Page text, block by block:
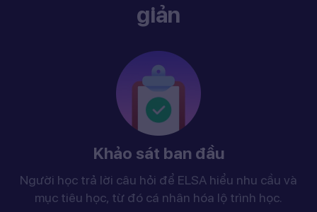
giản
Khảo sát ban đầu
Người học trả lời câu hỏi để ELSA hiểu nhu cầu và
mục tiêu học, từ đó cá nhân hóa lộ trình học.